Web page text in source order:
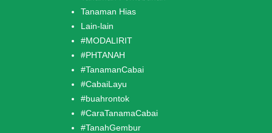
Tanaman Hias
Lain-lain
#MODALIRIT
#PHTANAH
#TanamanCabai
#CabaiLayu
#buahrontok
#CaraTanamaCabai
#TanahGembur